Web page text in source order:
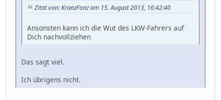
Zitat von: KranzFonz am 15. August 2013, 16:42:40
Ansonsten kann ich die Wut des LKW-Fahrers auf
Dich nachvollziehen
Das sagt viel.
Ich übrigens nicht.